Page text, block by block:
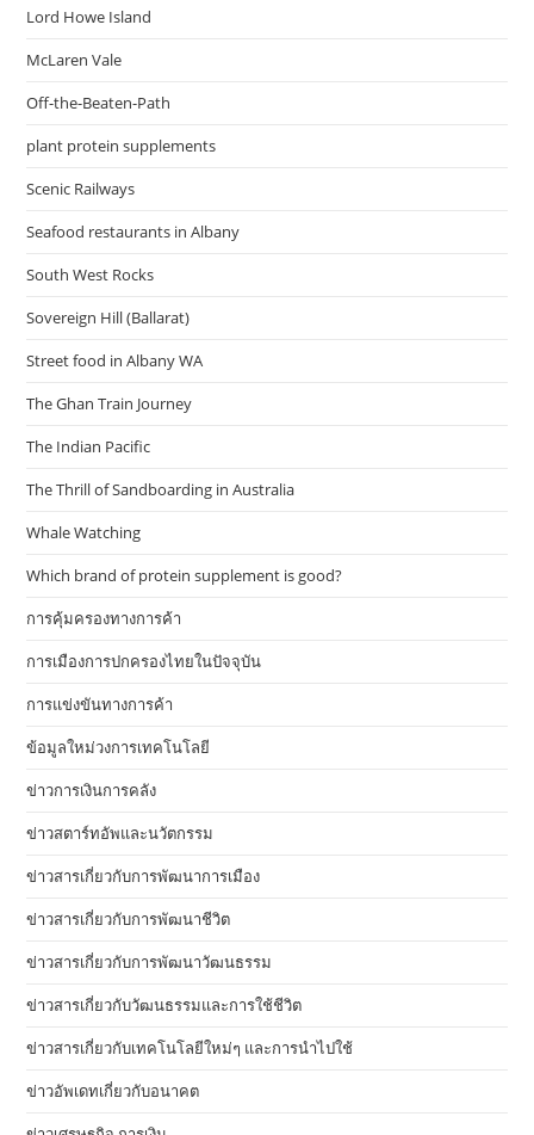
Lord Howe Island
McLaren Vale
Off-the-Beaten-Path
plant protein supplements
Scenic Railways
Seafood restaurants in Albany
South West Rocks
Sovereign Hill (Ballarat)
Street food in Albany WA
The Ghan Train Journey
The Indian Pacific
The Thrill of Sandboarding in Australia
Whale Watching
Which brand of protein supplement is good?
การคุ้มครองทางการค้า
การเมืองการปกครองไทยในปัจจุบัน
การแข่งขันทางการค้า
ข้อมูลใหม่วงการเทคโนโลยี
ข่าวการเงินการคลัง
ข่าวสตาร์ทอัพและนวัตกรรม
ข่าวสารเกี่ยวกับการพัฒนาการเมือง
ข่าวสารเกี่ยวกับการพัฒนาชีวิต
ข่าวสารเกี่ยวกับการพัฒนาวัฒนธรรม
ข่าวสารเกี่ยวกับวัฒนธรรมและการใช้ชีวิต
ข่าวสารเกี่ยวกับเทคโนโลยีใหม่ๆ และการนำไปใช้
ข่าวอัพเดทเกี่ยวกับอนาคต